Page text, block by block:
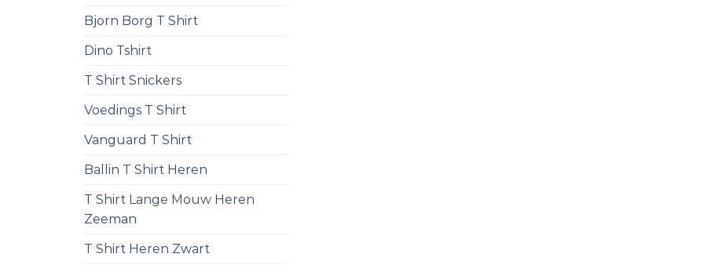
Bjorn Borg T Shirt
Dino Tshirt
T Shirt Snickers
Voedings T Shirt
Vanguard T Shirt
Ballin T Shirt Heren
T Shirt Lange Mouw Heren
Zeeman
T Shirt Heren Zwart